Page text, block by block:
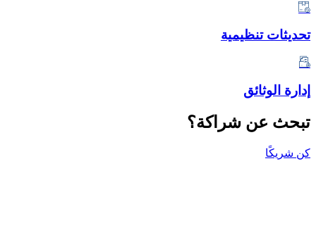
تحديثات تنظيمية
إدارة الوثائق
تبحث عن شراكة؟
كن شريكًا